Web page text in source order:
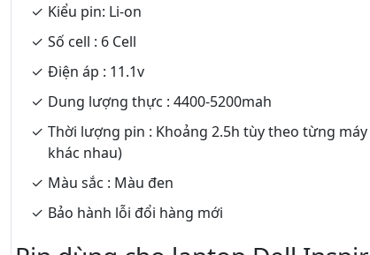
Kiểu pin: Li-on
Số cell : 6 Cell
Điện áp : 11.1v
Dung lượng thực : 4400-5200mah
Thời lượng pin : Khoảng 2.5h tùy theo từng
khác nhau)
Màu sắc : Màu đen
Bảo hành lỗi đổi hàng mới